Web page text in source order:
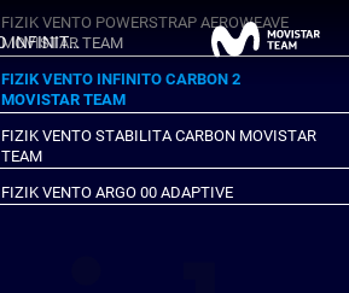
FIZIK VENTO INFINITO CARBON 2 MOVISTAR TEAM
FIZIK VENTO POWERSTRAP AEROWEAVE
MOVISTAR TEAM
FIZIK VENTO INFINITO CARBON 2
MOVISTAR TEAM
FIZIK VENTO STABILITA CARBON MOVISTAR
TEAM
FIZIK VENTO ARGO 00 ADAPTIVE